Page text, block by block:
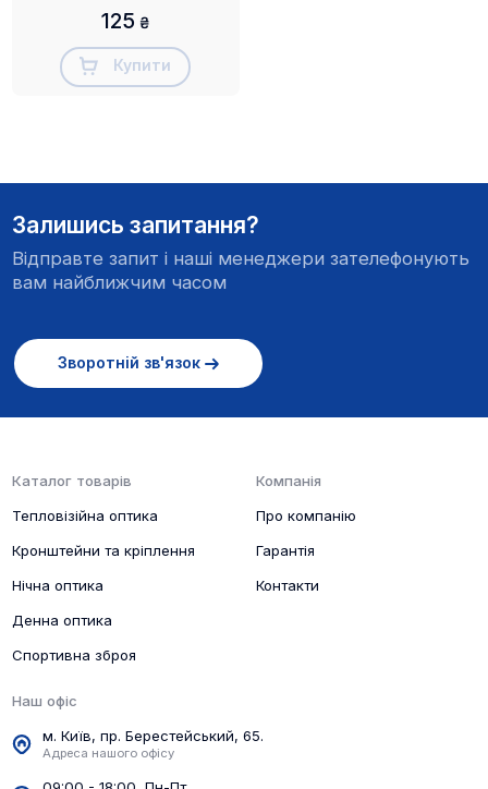
125 ₴
Купити
Залишись запитання?
Відправте запит і наші менеджери зателефонують
вам найближчим часом
Зворотній зв'язок
Каталог товарів
Тепловізійна оптика
Кронштейни та кріплення
Нічна оптика
Денна оптика
Спортивна зброя
Компанія
Про компанію
Гарантія
Контакти
Наш офіс
м. Київ, пр. Берестейський, 65.
Адреса нашого офісу